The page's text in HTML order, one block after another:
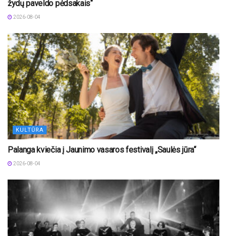
žydų paveldo pėdsakais“
2026-08-04
KULTŪRA
Palanga kviečia į Jaunimo vasaros festivalį „Saulės jūra“
2026-08-04